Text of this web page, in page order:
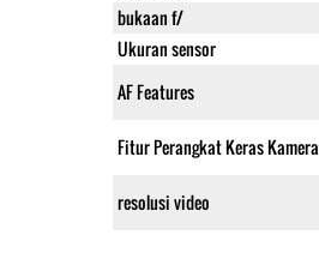
bukaan f/
Ukuran sensor
AF Features
Fitur Perangkat Keras Kamera
resolusi video